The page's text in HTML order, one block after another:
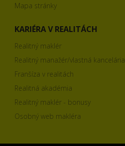
Mapa stránky
KARIÉRA V REALITÁCH
Realitný maklér
Realitný manažér/vlastná kancelária
Franšíza v realitách
Realitná akadémia
Realitný maklér - bonusy
Osobný web makléra